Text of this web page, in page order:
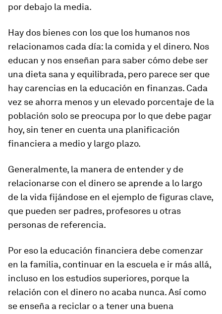
por debajo la media.
Hay dos bienes con los que los humanos nos
relacionamos cada día: la comida y el dinero. Nos
educan y nos enseñan para saber cómo debe ser
una dieta sana y equilibrada, pero parece ser que
hay carencias en la educación en finanzas. Cada
vez se ahorra menos y un elevado porcentaje de la
población solo se preocupa por lo que debe pagar
hoy, sin tener en cuenta una planificación
financiera a medio y largo plazo.
Generalmente, la manera de entender y de
relacionarse con el dinero se aprende a lo largo
de la vida fijándose en el ejemplo de figuras clave,
que pueden ser padres, profesores u otras
personas de referencia.
Por eso la educación financiera debe comenzar
en la familia, continuar en la escuela e ir más allá,
incluso en los estudios superiores, porque la
relación con el dinero no acaba nunca. Así como
se enseña a reciclar o a tener una buena